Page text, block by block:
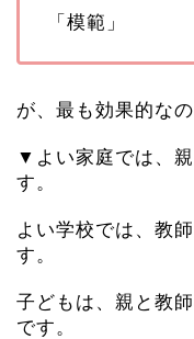
「模範」
が、最も効果的なの
▼よい家庭では、
す。
よい学校では、教
す。
子どもは、親と教
です。